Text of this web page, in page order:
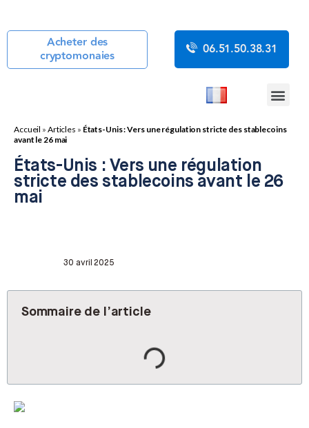
Acheter des
cryptomonaies
06.51.50.38.31
Accueil » Articles » États-Unis : Vers une régulation stricte des stablecoins
avant le 26 mai
États-Unis : Vers une régulation
stricte des stablecoins avant le 26
mai
30 avril 2025
Sommaire de l’article